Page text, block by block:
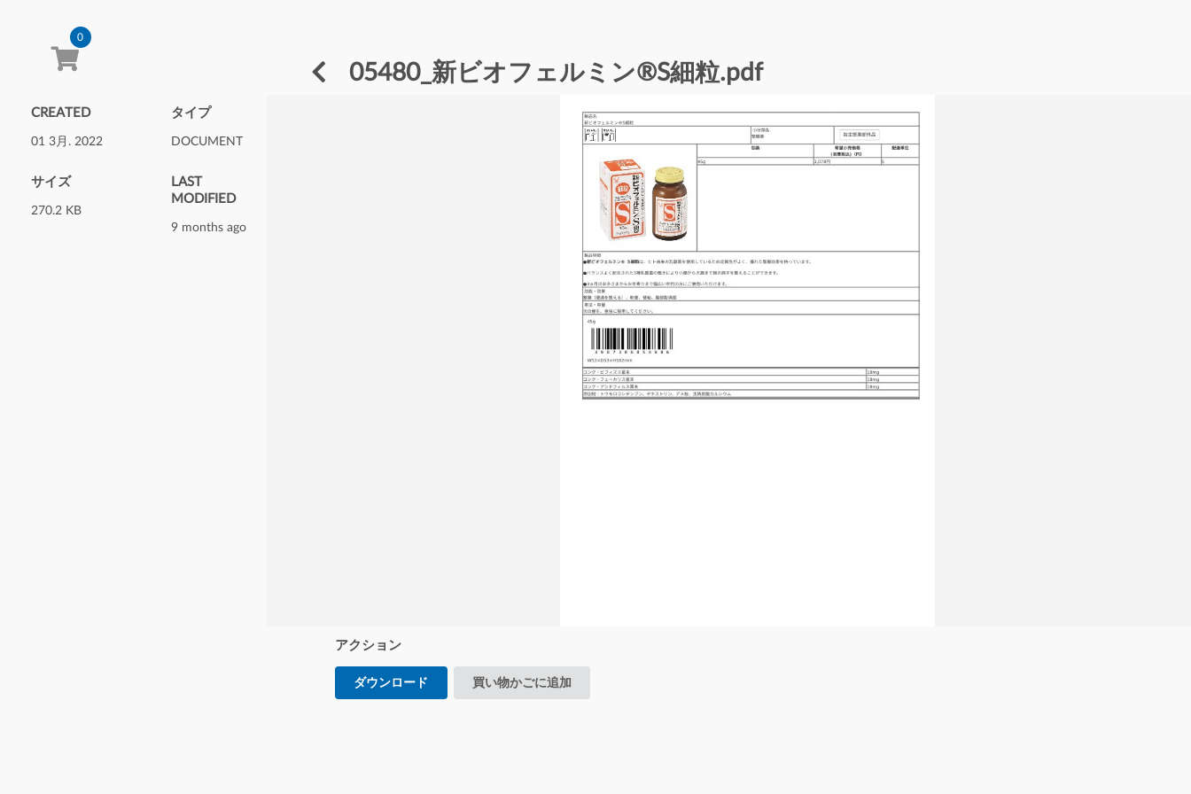
0
CREATED
01 3月. 2022
タイプ
DOCUMENT
サイズ
270.2 KB
LAST
MODIFIED
9 months ago
05480_新ビオフェルミン®S細粒.pdf
アクション
ダウンロード 買い物かごに追加